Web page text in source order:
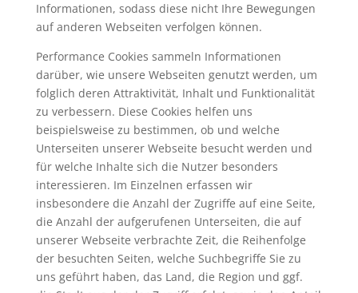
Informationen, sodass diese nicht Ihre Bewegungen
auf anderen Webseiten verfolgen können.
Performance Cookies sammeln Informationen
darüber, wie unsere Webseiten genutzt werden, um
folglich deren Attraktivität, Inhalt und Funktionalität
zu verbessern. Diese Cookies helfen uns
beispielsweise zu bestimmen, ob und welche
Unterseiten unserer Webseite besucht werden und
für welche Inhalte sich die Nutzer besonders
interessieren. Im Einzelnen erfassen wir
insbesondere die Anzahl der Zugriffe auf eine Seite,
die Anzahl der aufgerufenen Unterseiten, die auf
unserer Webseite verbrachte Zeit, die Reihenfolge
der besuchten Seiten, welche Suchbegriffe Sie zu
uns geführt haben, das Land, die Region und ggf.